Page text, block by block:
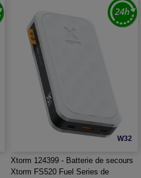
W32
Xtorm 124399 - Batterie de secours
Xtorm FS520 Fuel Series de